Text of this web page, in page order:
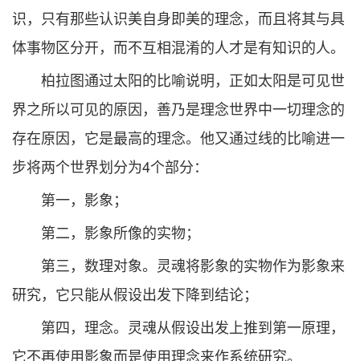
识，只有那些认识美自身即美的理念，而且将其与具
体事物区分开，而不互相混淆的人才是有知识的人。
柏拉图通过太阳的比喻说明，正如太阳是可见世
界之所以可见的原因，善乃是理念世界中一切理念的
存在原因，它是最高的理念。他又通过线的比喻进一
步将两个世界划分为4个部分：
第一，影象；
第二，影象所像的实物；
第三，数理对象。灵魂将影象的实物作为影象来
研究，它只能从假设出发下降到结论；
第四，理念。灵魂从假设出发上推到第一原理，
它不再使用影象而是使用理念来作系统研究。